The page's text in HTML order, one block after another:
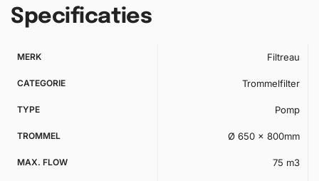
Specificaties
MERK Filtreau
CATEGORIE Trommelfilter
TYPE Pomp
TROMMEL Ø 650 x 800mm
MAX. FLOW 75 m3